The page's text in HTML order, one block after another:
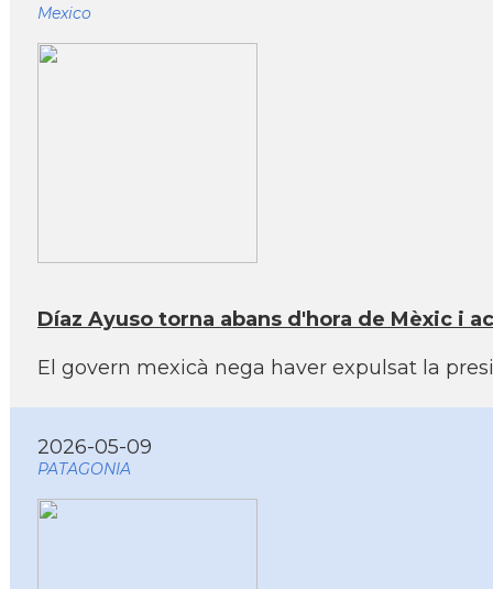
Mexico
Díaz Ayuso torna abans d'hora de Mèxic i
El govern mexicà nega haver expulsat la
2026-05-09
PATAGONIA